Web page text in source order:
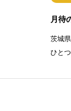
月待
茨城
ひと